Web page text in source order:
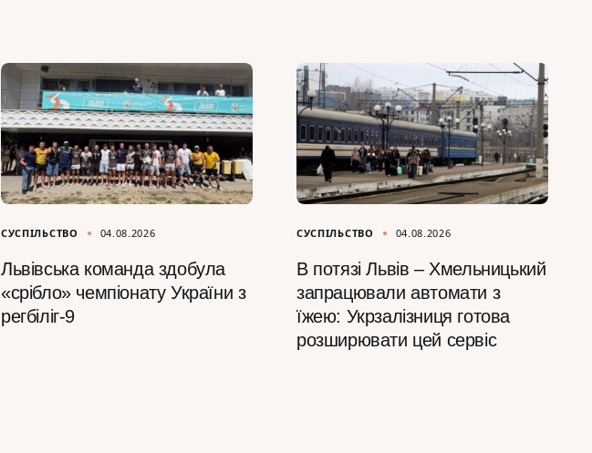
СУСПІЛЬСТВО 04.08.2026
Львівська команда здобула
«срібло» чемпіонату України з
регбіліг-9
СУСПІЛЬСТВО 04.08.2026
В потязі Львів – Хмельницький
запрацювали автомати з
їжею: Укрзалізниця готова
розширювати цей сервіс